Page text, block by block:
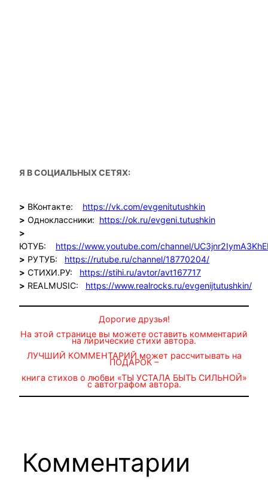
Я В СОЦИАЛЬНЫХ СЕТЯХ:
> ВКонтакте: https://vk.com/evgenitutushkin
> Одноклассники: https://ok.ru/evgeni.tutushkin
>
ЮТУБ: https://www.youtube.com/channel/
> РУТУБ: https://rutube.ru/channel/18770204/
> СТИХИ.РУ: https://stihi.ru/avtor/avt167717
> REALMUSIC: https://www.realrocks.ru/evgenijtutushkin/
Дорогие друзья!
На этой странице вы можете оставить комментарий
на лирические стихи автора.
ЛУЧШИЙ КОММЕНТАРИЙ может рассчитывать на
ПОДАРОК –
книга стихов о любви «ТЫ УСТАЛА БЫТЬ СИЛЬНОЙ»
с автографом автора.
Комментарии